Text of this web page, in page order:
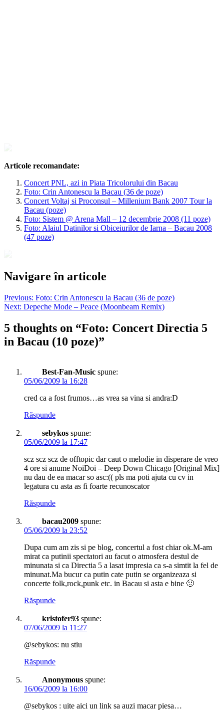
Articole recomandate:
Concert PNL, azi in Piata Tricolorului din Bacau
Foto: Crin Antonescu la Bacau (36 de poze)
Concert Voltaj si Proconsul – Millenium Bank 2007 Tour la
Bacau (poze)
Foto: Sistem @ Arena Mall – 12 decembrie 2008 (11 poze)
Foto: Alaiul Datinilor si Obiceiurilor de Iarna – Bacau 2008
(47 poze)
Navigare în articole
Previous: Foto: Crin Antonescu la Bacau (36 de poze)
Next: Depeche Mode – Peace (Moonbeam Remix)
5 thoughts on “Foto: Concert Directia 5
in Bacau (10 poze)”
Best-Fan-Music spune:
05/06/2009 la 16:28
cred ca a fost frumos…as vrea sa vina si andra:D
Răspunde
sebykos spune:
05/06/2009 la 17:47
scz scz scz de offtopic dar caut o melodie in disperare de vreo
4 ore si anume NoiDoi – Deep Down Chicago [Original Mix]
nu dau de ea macar so asc:(( pls ma poti ajuta cu cv in
legatura cu asta as fi foarte recunoscator
Răspunde
bacau2009 spune:
05/06/2009 la 23:52
Dupa cum am zis si pe blog, concertul a fost chiar ok.M-am
mirat ca putinii spectatori au facut o atmosfera destul de
minunata si ca Directia 5 a lasat impresia ca s-a simtit la fel de
minunat.Ma bucur ca putin cate putin se organizeaza si
concerte folk,rock,punk etc. in Bacau si asta e bine 🙂
Răspunde
kristofer93 spune:
07/06/2009 la 11:27
@sebykos: nu stiu
Răspunde
Anonymous spune:
16/06/2009 la 16:00
@sebykos : uite aici un link sa auzi macar piesa…